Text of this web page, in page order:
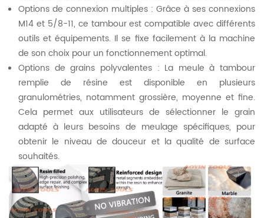
Options de connexion multiples : Grâce à ses connexions
M14 et 5/8-11, ce tambour est compatible avec différents
outils et équipements. Il se fixe facilement à la machine
de son choix pour un fonctionnement optimal.
Options de grains polyvalentes : La meule à tambour
remplie de résine est disponible en plusieurs
granulométries, notamment grossière, moyenne et fine.
Cela permet aux utilisateurs de sélectionner le grain
adapté à leurs besoins de meulage spécifiques, pour
obtenir le niveau de douceur et la qualité de surface
souhaités.